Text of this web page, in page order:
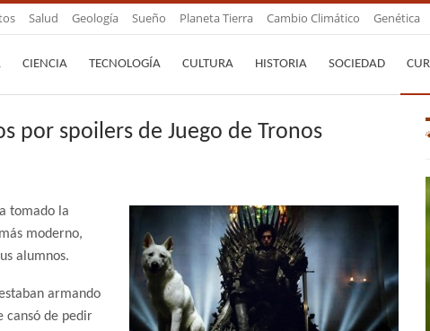
Salud Geología Sueño Planeta Tierra Cambio Climático Genética
CIENCIA TECNOLOGÍA CULTURA HISTORIA SOCIEDAD
por spoilers de Juego de Tronos
tomado la
moderno,
alumnos.
armando
cansó de pedir